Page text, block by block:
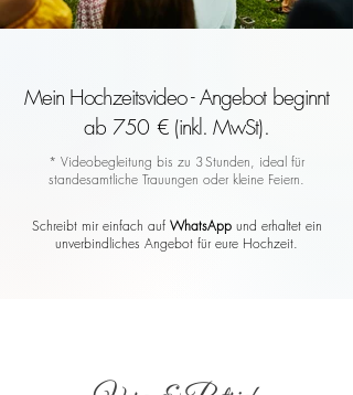
Mein Hochzeitsvideo - Angebot beginnt
ab 750 € (inkl. MwSt).
* Videobegleitung bis zu 3 Stunden, ideal für
standesamtliche Trauungen oder kleine Feiern.
Schreibt mir einfach auf WhatsAppund erhaltet ein
unverbindliches Angebot für eure Hochzeit.